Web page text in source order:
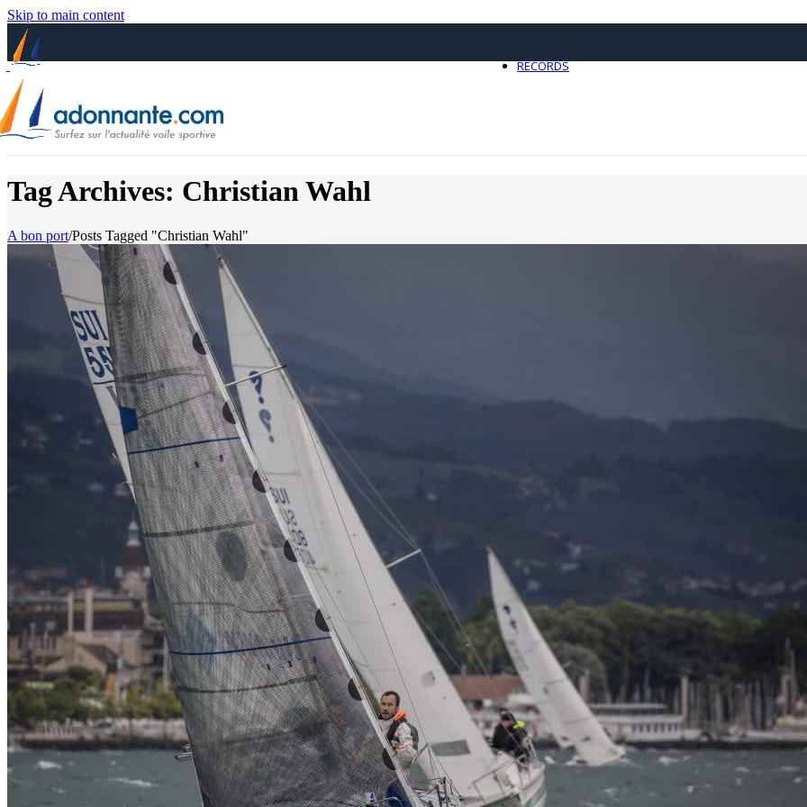
Skip to main content
0
RECORDS
05Mai
Classe Ultim 32/23
Trophée Jules Verne
Un nouveau Maxi Edmond de
Source
Gitana Team
8 mai 2025
0
Tag Archives: Christian Wahl
A bon port/Posts Tagged "Christian Wahl"